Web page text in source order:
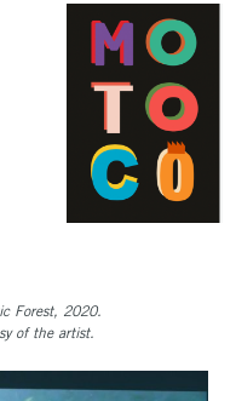
Forest, 2020.
of the artist.